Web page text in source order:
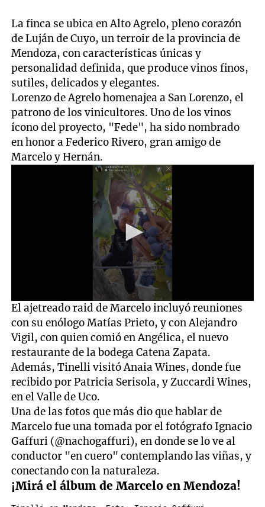
La finca se ubica en Alto Agrelo, pleno corazón
de Luján de Cuyo, un terroir de la provincia de
Mendoza, con características únicas y
personalidad definida, que produce vinos finos,
sutiles, delicados y elegantes.
Lorenzo de Agrelo homenajea a San Lorenzo, el
patrono de los vinicultores. Uno de los vinos
ícono del proyecto, "Fede", ha sido nombrado
en honor a Federico Rivero, gran amigo de
Marcelo y Hernán.
0
seconds
of
10
seconds
El ajetreado raid de Marcelo incluyó reuniones
con su enólogo Matías Prieto, y con Alejandro
Vigil, con quien comió en Angélica, el nuevo
restaurante de la bodega Catena Zapata.
Además, Tinelli visitó Anaia Wines, donde fue
recibido por Patricia Serisola, y Zuccardi Wines,
en el Valle de Uco.
Una de las fotos que más dio que hablar de
Marcelo fue una tomada por el fotógrafo Ignacio
Gaffuri (@nachogaffuri), en donde se lo ve al
conductor "en cuero" contemplando las viñas, y
conectando con la naturaleza.
¡Mirá el álbum de Marcelo en Mendoza!